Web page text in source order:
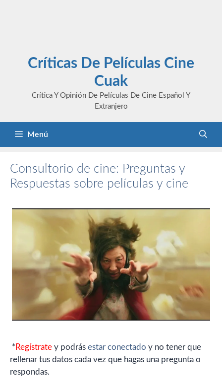
Críticas De Películas Cine
Cuak
Crítica Y Opinión De Películas De Cine Español Y
Extranjero
Menú
Consultorio de cine: Preguntas y
Respuestas sobre películas y cine
* Regístrate y podrás estar conectado y no tener que
rellenar tus datos cada vez que hagas una pregunta o
respondas.